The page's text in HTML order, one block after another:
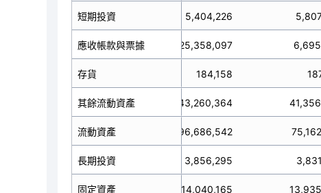
短期投資
應收帳款與票據
存貨
其餘流動資產
流動資產
長期投資
固定資產
2,971,090 5,404,226
26,127,272 25,358,097
189,820 184,158
41,099,795 43,260,364
94,600,458 96,686,542
3,834,210 3,856,295
14,052,105 14,040,165